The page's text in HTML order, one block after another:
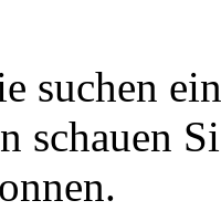
suchen
schauen